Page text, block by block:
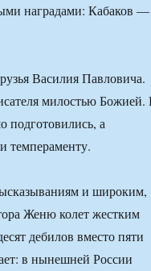
наградами: Кабаков —
Василия Павловича.
милостью Божией.
подготовились, а
темпераменту.
и широким,
Женю колет жестким
дебилов вместо пяти
в нынешней России